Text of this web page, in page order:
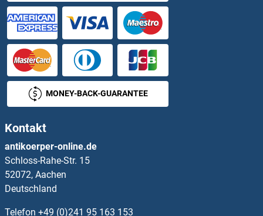
CCL13 Antikörper
CCL14 Antikörper
CCL15 Antikörper
CCL16 Antikörper
CCL17 Antikörper
CCL18 Antikörper
CCL19 Antikörper
MONEY-BACK-GUARANTEE
Kontakt
antikoerper-online.de
Schloss-Rahe-Str. 15
52072, Aachen
Deutschland
Telefon +49 (0)241 95 163 153